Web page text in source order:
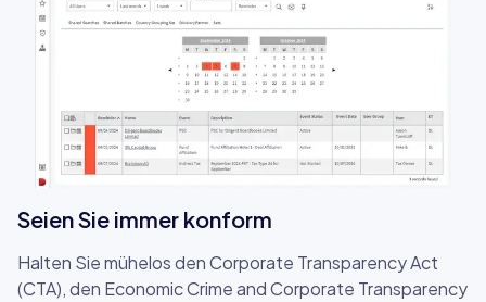
Seien Sie immer konform
Halten Sie mühelos den Corporate Transparency Act
(CTA), den Economic Crime and Corporate Transparency